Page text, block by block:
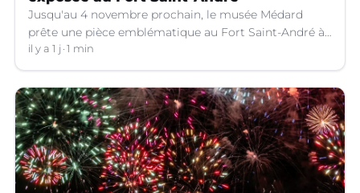
Jusqu'au 4 novembre prochain, le musée Médard
prête une pièce emblématique au Fort Saint-André à
Villeneuve-lez-Avignon (Gard).
il y a 1 j 1 min